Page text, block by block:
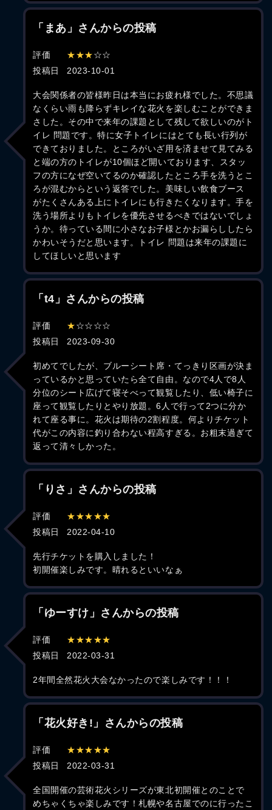
「まあ」さんからの投稿
評価 ★★★☆☆
投稿日
2023-10-01
大会関係者の皆様昨日は本当にお疲れ様でした。不思議
なくらい雨も降らずキレイな花火を楽しむことができま
さした。その中で来年の課題として残して欲しいのがト
イレ 問題です。特に女子トイレにはとても長い行列が
できておりました。ところがいざ用を済ませて見てみる
と端の方のトイレが10個ほど開いております、スタッ
フの方になぜ空いてるのか確認したところ手を洗うとこ
ろが混むからという返答でした。美味しい飲食ブース
がたくさんある上にトイレにも行きたくなります。手を
洗う場所よりもトイレを優先させるべきではないでしょ
うか。待っている間に小さなお子様とかお漏らししたら
かわいそうだと思います。トイレ 問題は来年の課題に
してほしいと思います
「t4」さんからの投稿
評価 ★☆☆☆☆
投稿日
2023-09-30
初めてでしたが、ブルーシート席・てっきり区画が決ま
っているかと思っていたら全て自由。なので4人で8人
分位のシート広げて寝そべって観覧したり、低い椅子に
座って観覧したりとやり放題。6人で行って2つに分か
れて座る事に。花火は期待の2割程度。何よりチケット
代がこの内容に釣り合わない程高すぎる。お粗末過ぎて
返って清々しかった。
「りさ」さんからの投稿
評価
★★★★★
投稿日
2022-04-10
先行チケットを購入しました！
初開催楽しみです。晴れるといいなぁ
「ゆーすけ」さんからの投稿
評価
★★★★★
投稿日
2022-03-31
2年間全然花火大会なかったので楽しみです！！！
「花火好き!」さんからの投稿
評価
★★★★★
投稿日
2022-03-31
全国開催の芸術花火シリーズが東北初開催とのことで
めちゃくちゃ楽しみです！札幌や名古屋でのに行ったこ